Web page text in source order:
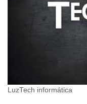
LuzTech informática